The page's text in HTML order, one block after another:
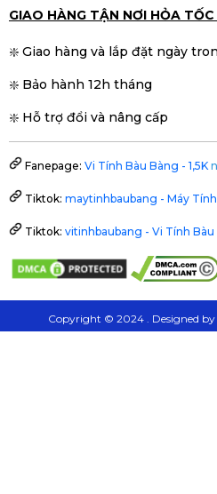
GIAO HÀNG TẬN NƠI HỎA TỐC
❇️ Giao hàng và lắp đặt ngày
❇️ Bảo hành 12h tháng
❇️ Hỗ trợ đổi và nâng cấp
Fanepage: Vi Tính Bàu Bàng - 1,5K
Tiktok: maytinhbaubang - Máy
Tiktok: vitinhbaubang - Vi Tính Bàu
Copyright © 2024 . Designed by